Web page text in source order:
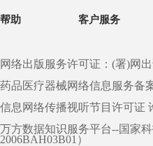
帮助 客户服务
网络出版服务许可证：(署)网
药品医疗器械网络信息服务备
信息网络传播视听节目许可证
万方数据知识服务平台--国家
2006BAH03B01）